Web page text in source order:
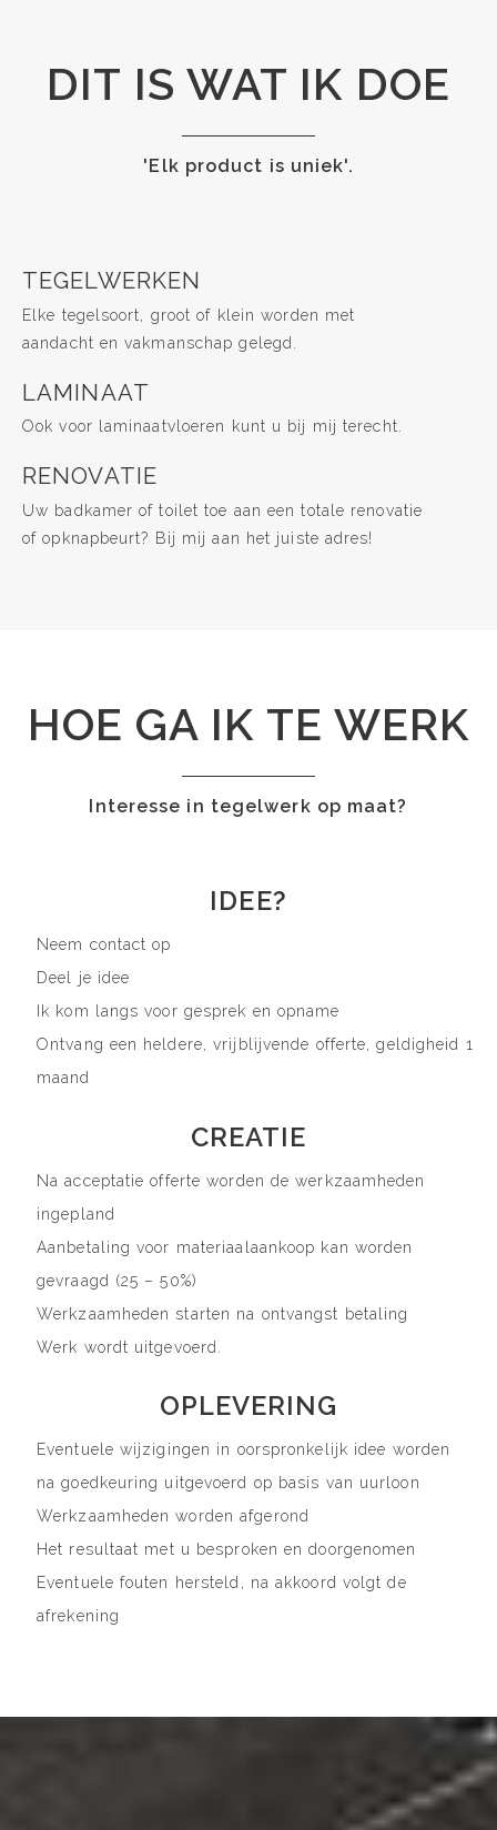
DIT IS WAT IK DOE
'Elk product is uniek'.
TEGELWERKEN
Elke tegelsoort, groot of klein worden met
aandacht en vakmanschap gelegd.
LAMINAAT
Ook voor laminaatvloeren kunt u bij mij terecht.
RENOVATIE
Uw badkamer of toilet toe aan een totale renovatie
of opknapbeurt? Bij mij aan het juiste adres!
HOE GA IK TE WERK
Interesse in tegelwerk op maat?
IDEE?
Neem contact op
Deel je idee
Ik kom langs voor gesprek en opname
Ontvang een heldere, vrijblijvende offerte, geldigheid 1
maand
CREATIE
Na acceptatie offerte worden de werkzaamheden
ingepland
Aanbetaling voor materiaalaankoop kan worden
gevraagd (25 – 50%)
Werkzaamheden starten na ontvangst betaling
Werk wordt uitgevoerd.
OPLEVERING
Eventuele wijzigingen in oorspronkelijk idee worden
na goedkeuring uitgevoerd op basis van uurloon
Werkzaamheden worden afgerond
Het resultaat met u besproken en doorgenomen
Eventuele fouten hersteld, na akkoord volgt de
afrekening